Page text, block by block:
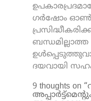
ഗർഷോം
ദയവായി
9 thoughts on